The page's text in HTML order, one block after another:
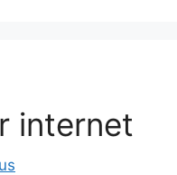
internet